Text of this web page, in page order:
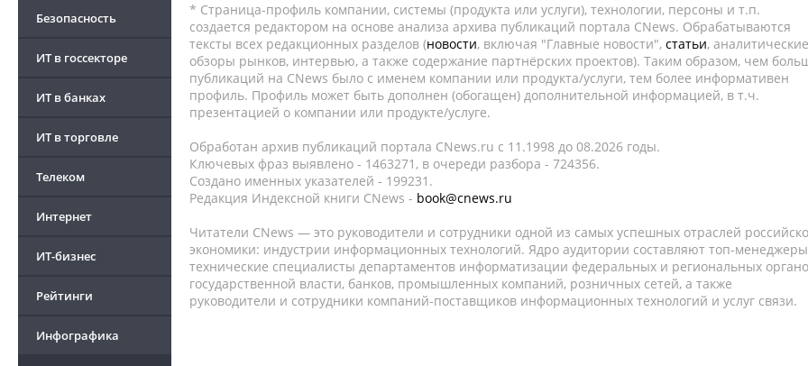
Безопасность
ИТ в госсекторе
ИТ в банках
ИТ в торговле
Телеком
Интернет
ИТ-бизнес
Рейтинги
Инфографика
* Страница-профиль компании, системы (продукта или услуги), технологии, персоны и т.п.
создается редактором на основе анализа архива публикаций портала CNews. Обрабатываются
тексты всех редакционных разделов (новости, включая "Главные новости", статьи, аналитические
обзоры рынков, интервью, а также содержание партнёрских проектов). Таким образом, чем
публикаций на CNews было с именем компании или продукта/услуги, тем более информативен
профиль. Профиль может быть дополнен (обогащен) дополнительной информацией, в т.ч.
презентацией о компании или продукте/услуге.
Обработан архив публикаций портала CNews.ru c 11.1998 до 08.2026 годы.
Ключевых фраз выявлено - 1463271, в очереди разбора - 724356.
Создано именных указателей - 199231.
Редакция Индексной книги CNews - book@cnews.ru
Читатели CNews — это руководители и сотрудники одной из самых успешных отраслей
экономики: индустрии информационных технологий. Ядро аудитории составляют топ-
технические специалисты департаментов информатизации федеральных и региональных
государственной власти, банков, промышленных компаний, розничных сетей, а также
руководители и сотрудники компаний-поставщиков информационных технологий и услуг связи.